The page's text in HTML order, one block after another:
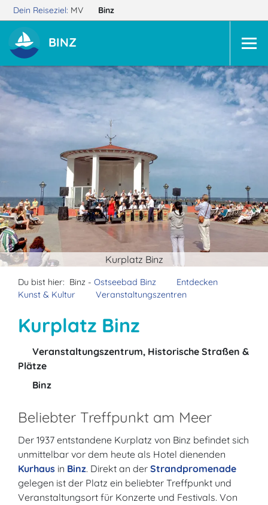
Dein Reiseziel: MV Binz
BINZ
Kurplatz Binz
Du bist hier: Binz - Ostseebad Binz
Entdecken
Kunst & Kultur
Veranstaltungszentren
Kurplatz Binz
Veranstaltungszentrum, Historische Straßen &
Plätze
Binz
Beliebter Treffpunkt am Meer
Der 1937 entstandene Kurplatz von Binz befindet sich
unmittelbar vor dem heute als Hotel dienenden
Kurhaus in Binz. Direkt an der Strandpromenade
gelegen ist der Platz ein beliebter Treffpunkt und
Veranstaltungsort für Konzerte und Festivals. Von